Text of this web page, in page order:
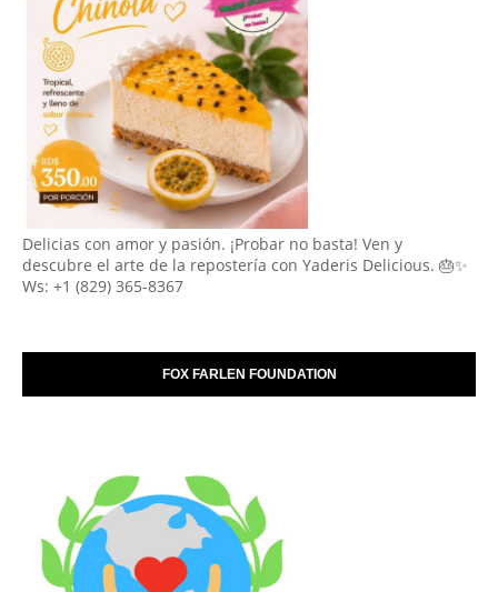
Delicias con amor y pasión. ¡Probar no basta! Ven y
descubre el arte de la repostería con Yaderis Delicious. 🎂✨
Ws: +1 (829) 365-8367
FOX FARLEN FOUNDATION